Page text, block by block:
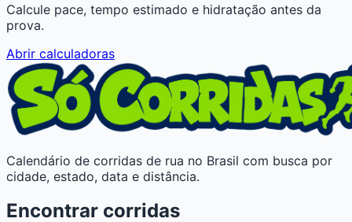
Calcule pace, tempo estimado e hidratação antes da
prova.
Abrir calculadoras
Calendário de corridas de rua no Brasil com busca por
cidade, estado, data e distância.
Encontrar corridas